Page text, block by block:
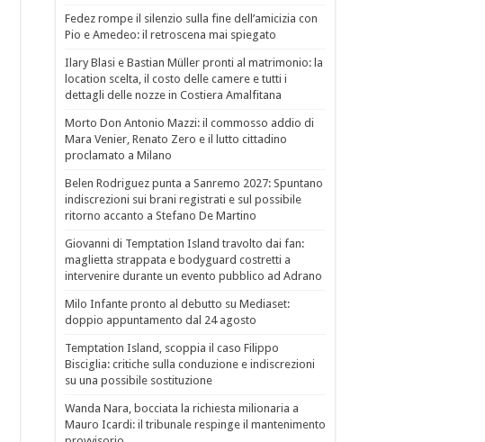
Fedez rompe il silenzio sulla fine dell’amicizia con
Pio e Amedeo: il retroscena mai spiegato
Ilary Blasi e Bastian Müller pronti al matrimonio: la
location scelta, il costo delle camere e tutti i
dettagli delle nozze in Costiera Amalfitana
Morto Don Antonio Mazzi: il commosso addio di
Mara Venier, Renato Zero e il lutto cittadino
proclamato a Milano
Belen Rodriguez punta a Sanremo 2027: Spuntano
indiscrezioni sui brani registrati e sul possibile
ritorno accanto a Stefano De Martino
Giovanni di Temptation Island travolto dai fan:
maglietta strappata e bodyguard costretti a
intervenire durante un evento pubblico ad Adrano
Milo Infante pronto al debutto su Mediaset:
doppio appuntamento dal 24 agosto
Temptation Island, scoppia il caso Filippo
Bisciglia: critiche sulla conduzione e indiscrezioni
su una possibile sostituzione
Wanda Nara, bocciata la richiesta milionaria a
Mauro Icardi: il tribunale respinge il mantenimento